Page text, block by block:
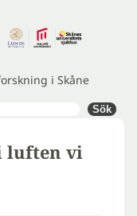
i Skåne
Sök
luften vi